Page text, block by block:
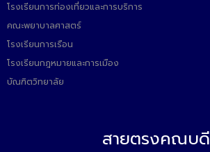
โรงเรียนการท่องเที่ยวและการบริการ
คณะพยาบาลศาสตร์
โรงเรียนการเรือน
โรงเรียนกฎหมายและการเมือง
บัณฑิตวิทยาลัย
สายตรงคณบดี